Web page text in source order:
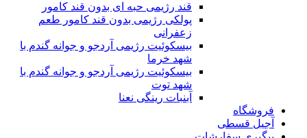
قند رژیمی حبه ای بدون قند کامور
پولکی رژیمی بدون قند کامور طعم
زعفرانی
بيسکوئيت رژیمی آردجو و جوانه گندم با
شهد خرما
بيسکوئيت رژیمی آردجو و جوانه گندم با
شهد توت
آبنبات رینگی نعنا
فروشگاه
آجیل قسطی